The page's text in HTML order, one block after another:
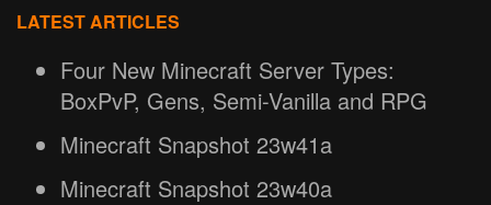
LATEST ARTICLES
Four New Minecraft Server Types:
BoxPvP, Gens, Semi-Vanilla and RPG
Minecraft Snapshot 23w41a
Minecraft Snapshot 23w40a